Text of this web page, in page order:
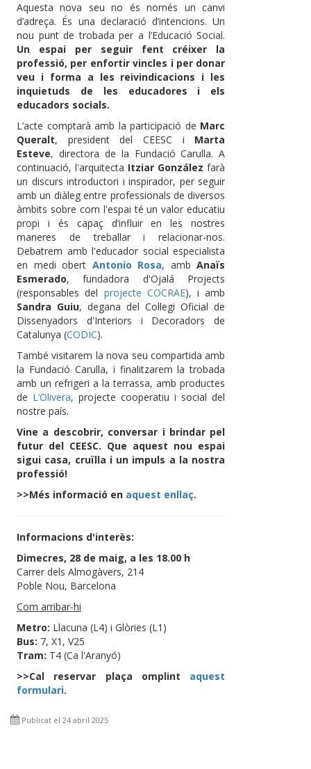
Aquesta nova seu no és només un canvi
d’adreça. És una declaració d’intencions. Un
nou punt de trobada per a l’Educació Social.
Un espai per seguir fent créixer la
professió, per enfortir vincles i per donar
veu i forma a les reivindicacions i les
inquietuds de les educadores i els
educadors socials.
L’acte comptarà amb la participació de Marc
Queralt, president del CEESC i Marta
Esteve, directora de la Fundació Carulla. A
continuació, l'arquitecta Itziar González farà
un discurs introductori i inspirador, per seguir
amb un diàleg entre professionals de diversos
àmbits sobre com l'espai té un valor educatiu
propi i és capaç d’influir en les nostres
maneres de treballar i relacionar-nos.
Debatrem amb l'educador social especialista
en medi obert Antonio Rosa, ambAnaïs
Esmerado,
fundadora d'Ojalá Projects
(responsables del projecte COCRAE), i amb
Sandra Guiu, degana del Col·legi Oficial de
Dissenyadors d'Interiors i Decoradors de
Catalunya (CODIC).
També visitarem la nova seu compartida amb
la Fundació Carulla, i finalitzarem la trobada
amb un refrigeri a la terrassa, amb productes
de L’Olivera, projecte cooperatiu i social del
nostre país.
Vine a descobrir, conversar i brindar pel
futur del CEESC. Que aquest nou espai
sigui casa, cruïlla i un impuls a la nostra
professió!
>>Més informació en aquest enllaç.
Informacions d'interès:
Dimecres, 28 de maig, a les 18.00 h
Carrer dels Almogàvers, 214
Poble Nou, Barcelona
Com arribar-hi
Metro: Llacuna (L4) i Glòries (L1)
Bus: 7, X1, V25
Tram: T4 (Ca l'Aranyó)
>>Cal reservar plaça omplint aquest
formulari.
Publicat el 24 abril 2025